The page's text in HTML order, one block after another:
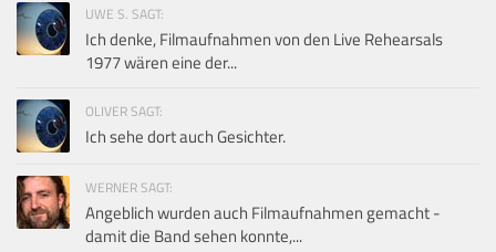
UWE S. SAGT:
Ich denke, Filmaufnahmen von den Live Rehearsals
1977 wären eine der...
OLIVER SAGT:
Ich sehe dort auch Gesichter.
WERNER SAGT:
Angeblich wurden auch Filmaufnahmen gemacht -
damit die Band sehen konnte,...